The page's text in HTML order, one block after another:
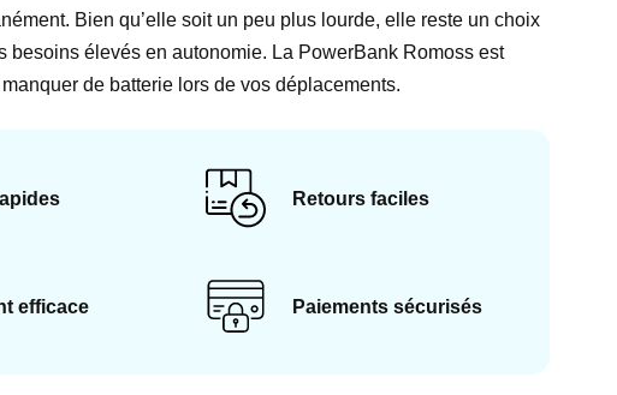
Bien qu’elle soit un peu plus lourde, elle reste un choix
besoins élevés en autonomie. La PowerBank Romoss est
de batterie lors de vos déplacements.
Retours faciles
efficace Paiements sécurisés